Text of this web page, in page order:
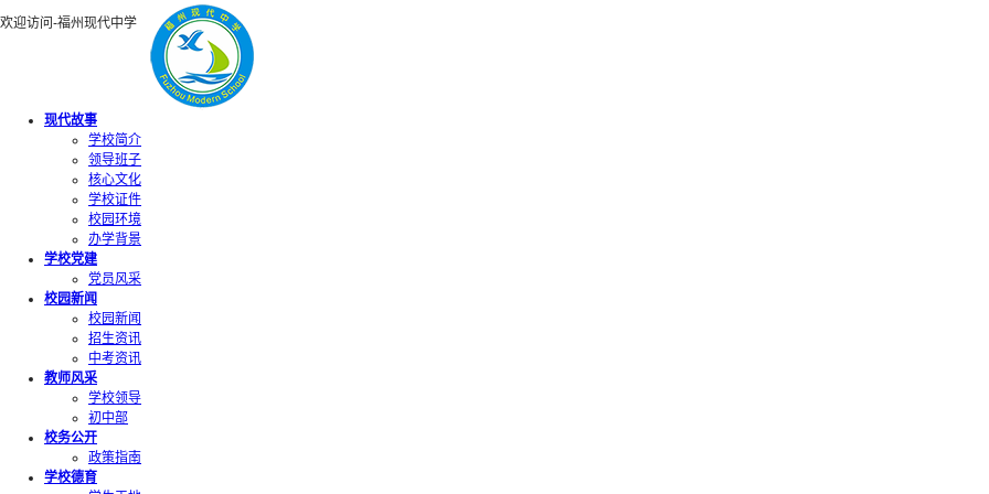
欢迎访问-福州现代中学
现代故事
学校简介
领导班子
核心文化
学校证件
校园环境
办学背景
学校党建
党员风采
校园新闻
校园新闻
招生资讯
中考资讯
教师风采
学校领导
初中部
校务公开
政策指南
学校德育